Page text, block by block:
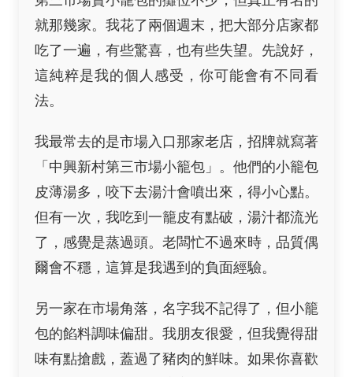
就那幾家。我花了兩個週末，把大部分店家都
吃了一遍，有些驚喜，也有些失望。先說好，
這純粹是我的個人感受，你可能會有不同看
法。
我最常去的是市場入口那家老店，招牌就寫著
「中興新村第三市場小籠包」。他們的小籠包
皮薄湯多，咬下去湯汁會噴出來，得小心點。
但有一次，我吃到一籠皮有點破，湯汁都流光
了，感覺是蒸過頭。老闆忙不過來時，品質偶
爾會不穩，這算是我遇到的負面經驗。
另一家在市場角落，名字我不記得了，但小籠
包的餡料調味偏甜。我朋友很愛，但我覺得甜
味有點搶戲，蓋過了豬肉的鮮味。如果你喜歡